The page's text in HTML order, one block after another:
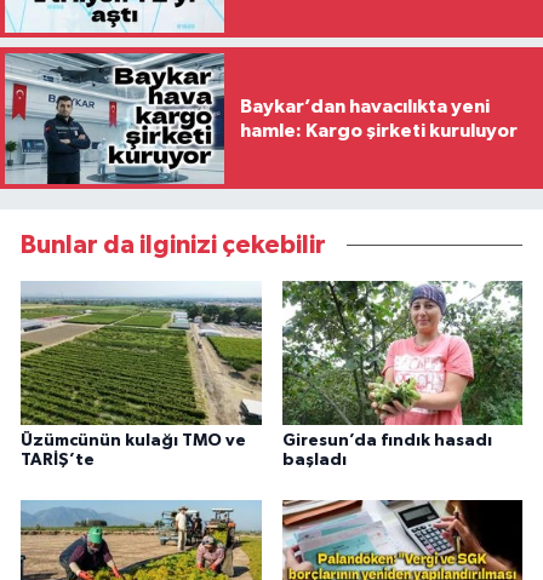
Baykar’dan havacılıkta yeni
hamle: Kargo şirketi kuruluyor
Bunlar da ilginizi çekebilir
Üzümcünün kulağı TMO ve
TARİŞ’te
Giresun’da fındık hasadı
başladı